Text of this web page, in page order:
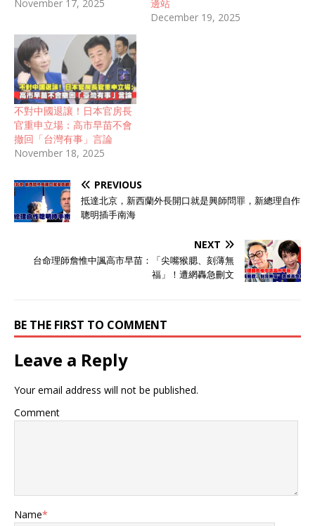
November 17, 2025
邊站
December 19, 2025
不對中國退讓！日本官房長
官重申立場：高市早苗不會
撤回「台灣有事」言論
November 18, 2025
PREVIOUS
抵達北京，新西蘭外長開口就是興師問罪，新總理自作
聰明插手南海
NEXT
台命理師詹惟中諷高市早苗：「尖嘴猴腮、刻薄無
福」！遭網轟急刪文
BE THE FIRST TO COMMENT
Leave a Reply
Your email address will not be published.
Comment
Name*